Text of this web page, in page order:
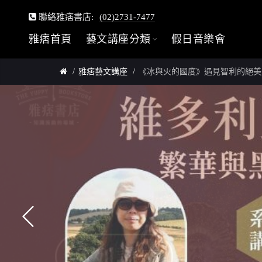
聯絡雅痞書店: (02)2731-7477
雅痞首頁 藝文講座分類 假日音樂會
雅痞藝文講座 《冰與火的國度》遇見智利的絕